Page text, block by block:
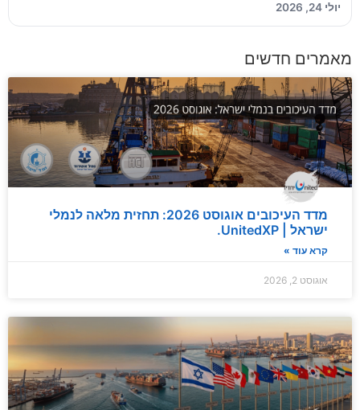
יולי 24, 2026
מאמרים חדשים
מדד העיכובים אוגוסט 2026: תחזית מלאה לנמלי
ישראל | UnitedXP.
קרא עוד »
אוגוסט 2, 2026